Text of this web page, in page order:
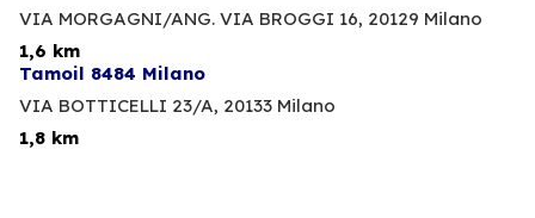
VIA MORGAGNI/ANG. VIA BROGGI 16, 20129 Milano
1,6 km
Tamoil 8484 Milano
VIA BOTTICELLI 23/A, 20133 Milano
1,8 km